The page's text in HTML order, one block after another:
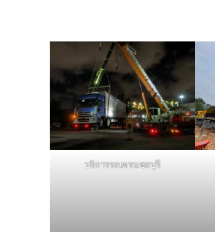
บริการรถเครนชลบุรี